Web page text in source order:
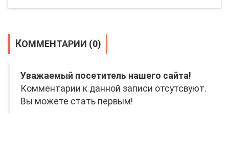
КОММЕНТАРИИ (0)
Уважаемый посетитель нашего сайта!
Комментарии к данной записи отсутсвуют.
Вы можете стать первым!